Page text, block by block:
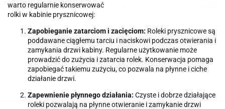
warto regularnie konserwować
rolki w kabinie prysznicowej:
Zapobieganie zatarciom i zacięciom: Roleki prysznicowe są
poddawane ciągłemu tarciu i naciskowi podczas otwierania i
zamykania drzwi kabiny. Regularne użytkowanie może
prowadzić do zużycia i zatarcia rolek. Konserwacja pomaga
zapobiegać takiemu zużyciu, co pozwala na płynne i ciche
działanie drzwi.
Zapewnienie płynnego działania: Czyste i dobrze działające
roleki pozwalają na płynne otwieranie i zamykanie drzwi